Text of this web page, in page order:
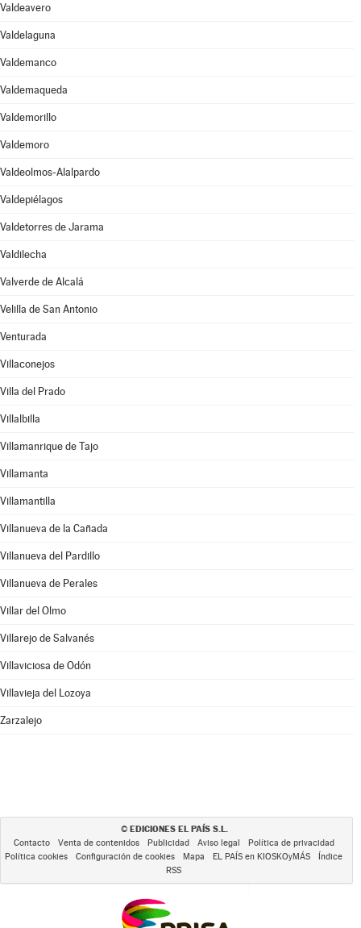
Valdeavero
Valdelaguna
Valdemanco
Valdemaqueda
Valdemorillo
Valdemoro
Valdeolmos-Alalpardo
Valdepiélagos
Valdetorres de Jarama
Valdilecha
Valverde de Alcalá
Velilla de San Antonio
Venturada
Villaconejos
Villa del Prado
Villalbilla
Villamanrique de Tajo
Villamanta
Villamantilla
Villanueva de la Cañada
Villanueva del Pardillo
Villanueva de Perales
Villar del Olmo
Villarejo de Salvanés
Villaviciosa de Odón
Villavieja del Lozoya
Zarzalejo
© EDICIONES EL PAÍS S.L.
Contacto Venta de contenidos Publicidad Aviso legal
Política de privacidad
Política cookies
Configuración de cookies Mapa EL PAÍS en KIOSKOyMÁS
Índice
RSS